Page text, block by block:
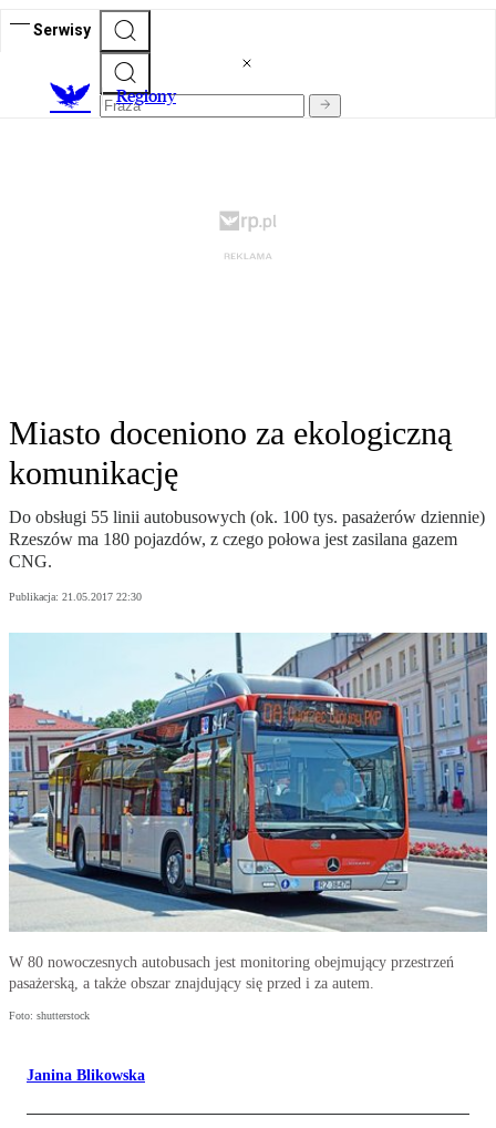
Serwisy
Regiony
Miasto doceniono za ekologiczną
komunikację
Do obsługi 55 linii autobusowych (ok. 100 tys. pasażerów dziennie)
Rzeszów ma 180 pojazdów, z czego połowa jest zasilana gazem
CNG.
Publikacja: 21.05.2017 22:30
W 80 nowoczesnych autobusach jest monitoring obejmujący przestrzeń
pasażerską, a także obszar znajdujący się przed i za autem.
Foto: shutterstock
Janina Blikowska